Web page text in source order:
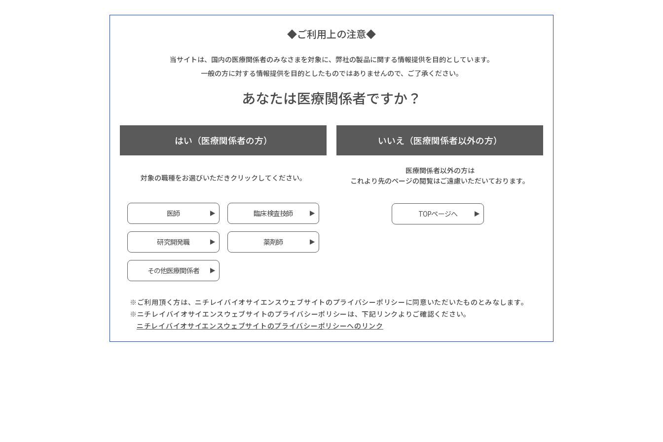
◆ご利用上の注意◆
当サイトは、国内の医療関係者のみなさまを対象に、弊社の製品に関する情報提供を目的としています。
一般の方に対する情報提供を目的としたものではありませんので、ご了承ください。
あなたは医療関係者ですか？
はい（医療関係者の方）
対象の職種をお選びいただきクリックしてください。
医師 臨床検査技師
研究開発職 薬剤師
その他医療関係者
いいえ（医療関係者以外の方）
医療関係者以外の方は
これより先のページの閲覧はご遠慮いただいております。
TOPページへ
※ご利用頂く方は、ニチレイバイオサイエンスウェブサイトのプライバシーポリシーに同意いただいたものとみなします。
※ニチレイバイオサイエンスウェブサイトのプライバシーポリシーは、下記リンクよりご確認ください。
ニチレイバイオサイエンスウェブサイトのプライバシーポリシーへのリンク